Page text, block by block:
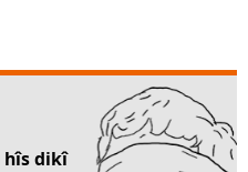
hîs dikî